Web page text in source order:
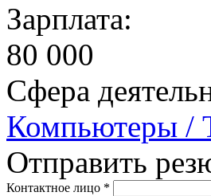
Зарплата:
80 000
Сфера
Компьютеры /
Отправить
Контактное лицо *